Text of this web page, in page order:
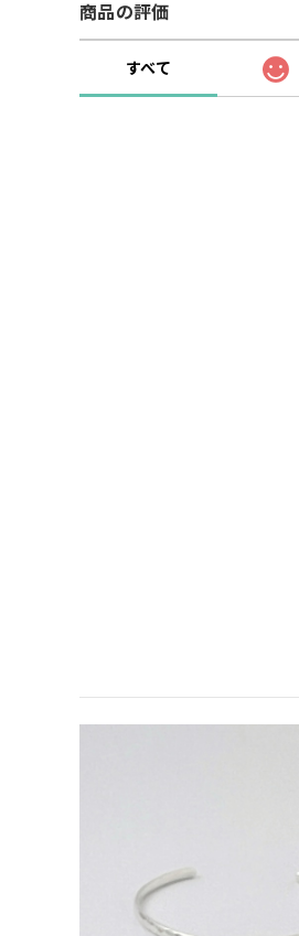
商品の評価
すべて